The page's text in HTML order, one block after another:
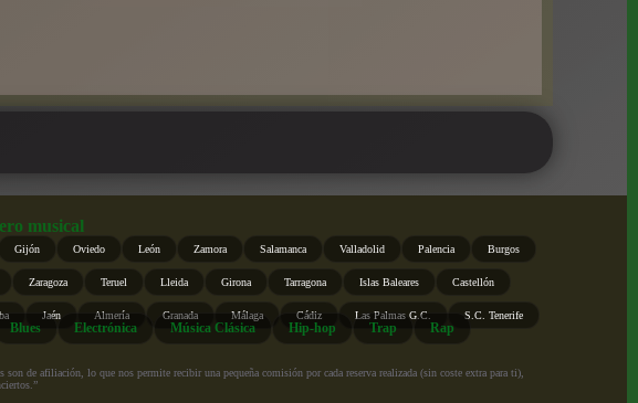
musical
Gijón Oviedo León Zamora Salamanca Valladolid Palencia Burgos
Zaragoza Teruel Lleida Girona Tarragona Islas Baleares Castellón
Jaén Almería Granada Málaga Cádiz Las Palmas G.C. S.C. Tenerife
Blues Electrónica Música Clásica Hip-hop Trap Rap
de afiliación, lo que nos permite recibir una pequeña comisión por cada reserva realizada (sin coste extra para ti),